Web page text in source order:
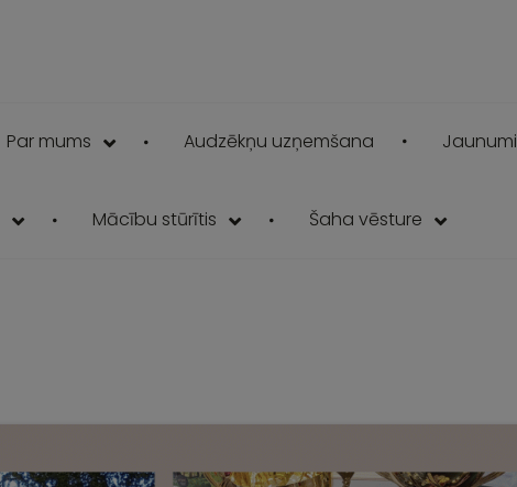
Par mums Audzēkņu uzņemšana Jaunumi
Mācību stūrītis Šaha vēsture